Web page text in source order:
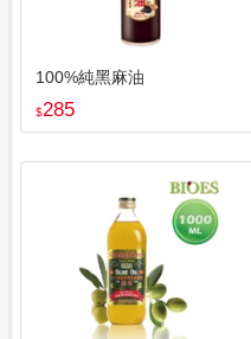
100%純黑麻油
$285